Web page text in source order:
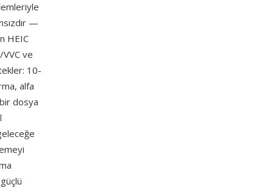
—
HEIC
VVC ve
10-
alfa
dosya